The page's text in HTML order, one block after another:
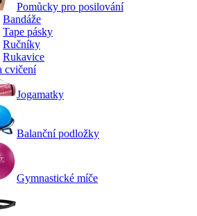
Pomůcky pro posilování
Bandáže
Tape pásky
Ručníky
Rukavice
cvičení
Jogamatky
Balanční podložky
Gymnastické míče